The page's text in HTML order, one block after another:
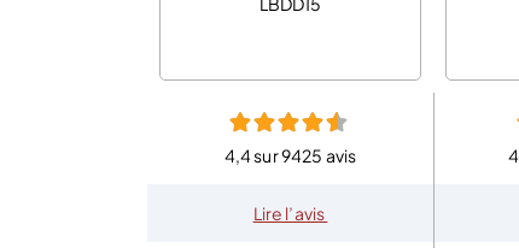
4,4 sur 9425 avis
Lire l’avis